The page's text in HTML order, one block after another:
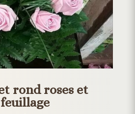
rond roses et
feuillage